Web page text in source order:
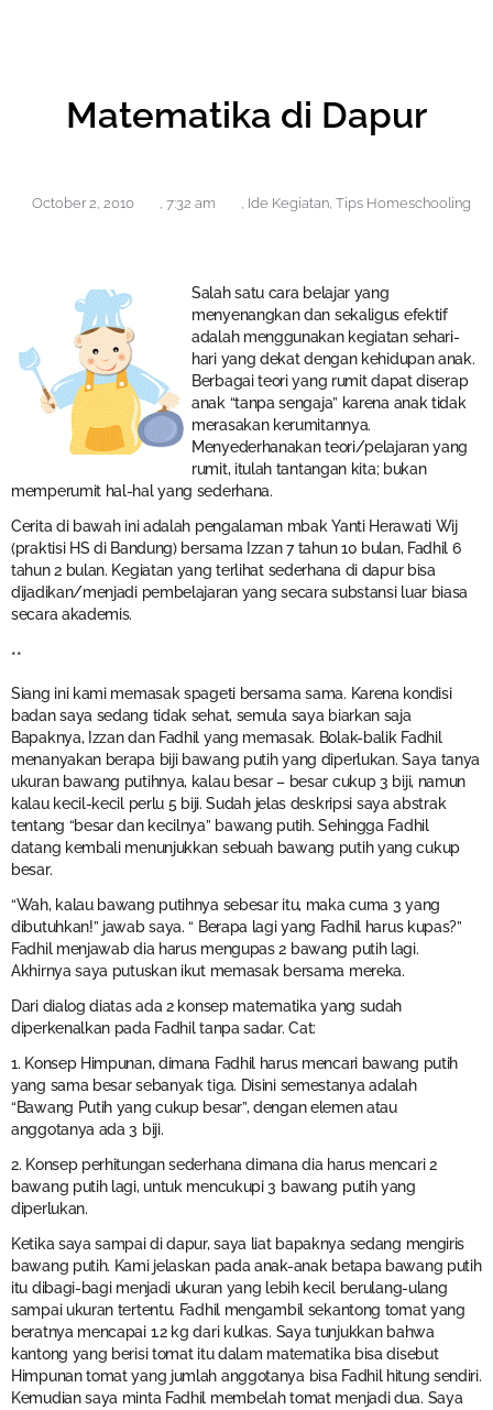
Matematika di Dapur
October 2, 2010 , 7:32 am , Ide Kegiatan, Tips Homeschooling
Salah satu cara belajar yang
menyenangkan dan sekaligus efektif
adalah menggunakan kegiatan sehari-
hari yang dekat dengan kehidupan anak.
Berbagai teori yang rumit dapat diserap
anak “tanpa sengaja” karena anak tidak
merasakan kerumitannya.
Menyederhanakan teori/pelajaran yang
rumit, itulah tantangan kita; bukan
memperumit hal-hal yang sederhana.
Cerita di bawah ini adalah pengalaman mbak Yanti Herawati Wij
(praktisi HS di Bandung) bersama Izzan 7 tahun 10 bulan, Fadhil 6
tahun 2 bulan. Kegiatan yang terlihat sederhana di dapur bisa
dijadikan/menjadi pembelajaran yang secara substansi luar biasa
secara akademis.
**
Siang ini kami memasak spageti bersama sama. Karena kondisi
badan saya sedang tidak sehat, semula saya biarkan saja
Bapaknya, Izzan dan Fadhil yang memasak. Bolak-balik Fadhil
menanyakan berapa biji bawang putih yang diperlukan. Saya tanya
ukuran bawang putihnya, kalau besar – besar cukup 3 biji, namun
kalau kecil-kecil perlu 5 biji. Sudah jelas deskripsi saya abstrak
tentang “besar dan kecilnya” bawang putih. Sehingga Fadhil
datang kembali menunjukkan sebuah bawang putih yang cukup
besar.
“Wah, kalau bawang putihnya sebesar itu, maka cuma 3 yang
dibutuhkan!” jawab saya. “ Berapa lagi yang Fadhil harus kupas?”
Fadhil menjawab dia harus mengupas 2 bawang putih lagi.
Akhirnya saya putuskan ikut memasak bersama mereka.
Dari dialog diatas ada 2 konsep matematika yang sudah
diperkenalkan pada Fadhil tanpa sadar. Cat:
1. Konsep Himpunan, dimana Fadhil harus mencari bawang putih
yang sama besar sebanyak tiga. Disini semestanya adalah
“Bawang Putih yang cukup besar”, dengan elemen atau
anggotanya ada 3 biji.
2. Konsep perhitungan sederhana dimana dia harus mencari 2
bawang putih lagi, untuk mencukupi 3 bawang putih yang
diperlukan.
Ketika saya sampai di dapur, saya liat bapaknya sedang mengiris
bawang putih. Kami jelaskan pada anak-anak betapa bawang putih
itu dibagi-bagi menjadi ukuran yang lebih kecil berulang-ulang
sampai ukuran tertentu. Fadhil mengambil sekantong tomat yang
beratnya mencapai 1.2 kg dari kulkas. Saya tunjukkan bahwa
kantong yang berisi tomat itu dalam matematika bisa disebut
Himpunan tomat yang jumlah anggotanya bisa Fadhil hitung sendiri.
Kemudian saya minta Fadhil membelah tomat menjadi dua. Saya